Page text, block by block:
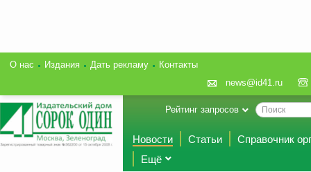
О нас Издания Дать рекламу
Контакты
news@id41.ru
Рейтинг запросов
Новости Статьи
Справочник
Ещё